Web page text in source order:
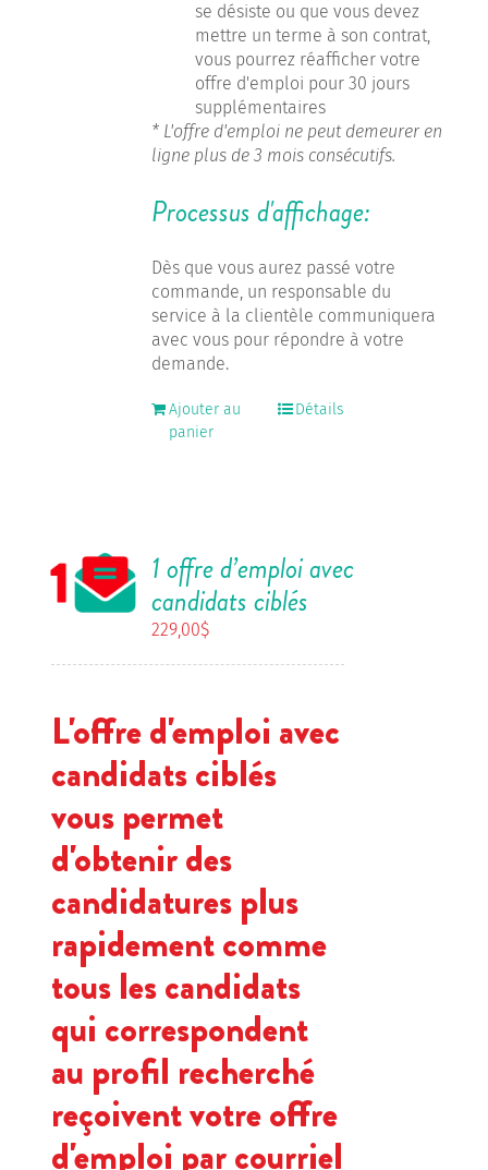
se désiste ou que vous devez
mettre un terme à son contrat,
vous pourrez réafficher votre
offre d'emploi pour 30 jours
supplémentaires
* L'offre d'emploi ne peut demeurer en
ligne plus de 3 mois consécutifs.
Processus d'affichage:
Dès que vous aurez passé votre
commande, un responsable du
service à la clientèle communiquera
avec vous pour répondre à votre
demande.
Ajouter au
panier
Détails
1 offre d’emploi avec
candidats ciblés
229,00$
L'offre d'emploi avec
candidats ciblés
vous permet
d'obtenir des
candidatures plus
rapidement comme
tous les candidats
qui correspondent
au profil recherché
reçoivent votre offre
d'emploi par courriel